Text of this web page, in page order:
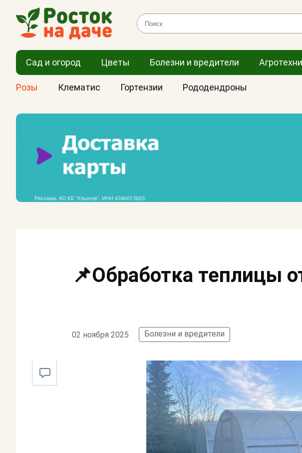
Сад и огород Цветы Болезни и вредители
Розы Клематис Гортензии Рододендроны
📌Обработка теплицы
02 ноября 2025 Болезни и вредители